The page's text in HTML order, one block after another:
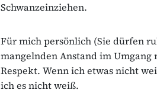
Schwanzeinziehen.
Für mich persönlich (Sie dürfen
mangelnden Anstand im
Respekt. Wenn ich etwas nicht
ich es nicht weiß.